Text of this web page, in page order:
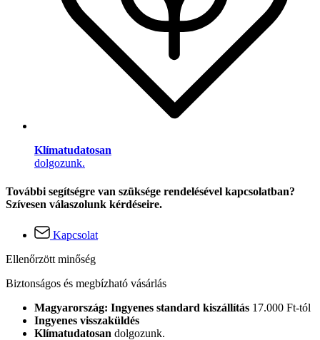
Klímatudatosan
dolgozunk.
További segítségre van szüksége rendelésével kapcsolatban?
Szívesen válaszolunk kérdéseire.
Kapcsolat
Ellenőrzött minőség
Biztonságos és megbízható vásárlás
Magyarország: Ingyenes standard kiszállítás 17.000 Ft-tól
Ingyenes visszaküldés
Klímatudatosan dolgozunk.